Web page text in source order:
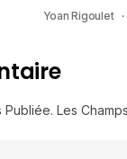
Yoan Rigoulet
Publiée. Les